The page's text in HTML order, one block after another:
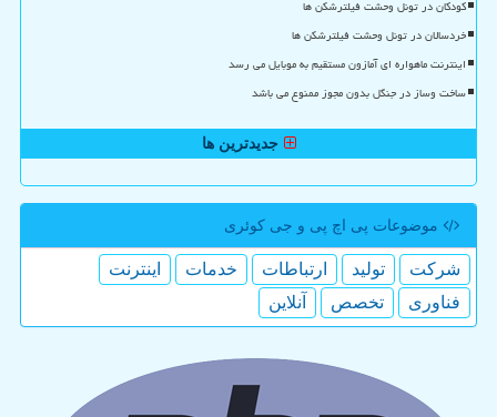
کودکان در تونل وحشت فیلترشکن ها
خردسالان در تونل وحشت فیلترشکن ها
اینترنت ماهواره ای آمازون مستقیم به موبایل می رسد
ساخت وساز در جنگل بدون مجوز ممنوع می باشد
جدیدترین ها
موضوعات پی اچ پی و جی كوئری
شركت تولید ارتباطات خدمات
اینترنت
فناوری
تخصص آنلاین